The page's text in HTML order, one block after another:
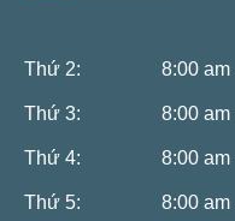
Thứ 2: 8:00 am
Thứ 3: 8:00 am
Thứ 4: 8:00 am
Thứ 5: 8:00 am